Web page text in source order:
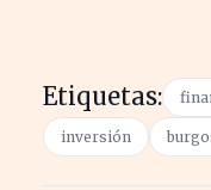
Etiquetas:
inversión